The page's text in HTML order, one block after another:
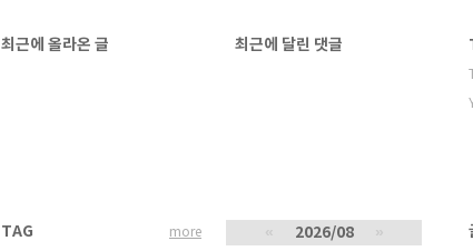
최근에 올라온 글 최근에 달린 댓글
TAG more 2026/08